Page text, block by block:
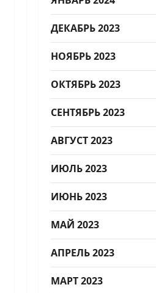
ДЕКАБРЬ 2023
НОЯБРЬ 2023
ОКТЯБРЬ 2023
СЕНТЯБРЬ 2023
АВГУСТ 2023
ИЮЛЬ 2023
ИЮНЬ 2023
МАЙ 2023
АПРЕЛЬ 2023
МАРТ 2023